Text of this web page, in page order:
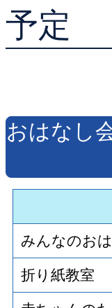
予定
おはなし
みんなのお
折り紙教室